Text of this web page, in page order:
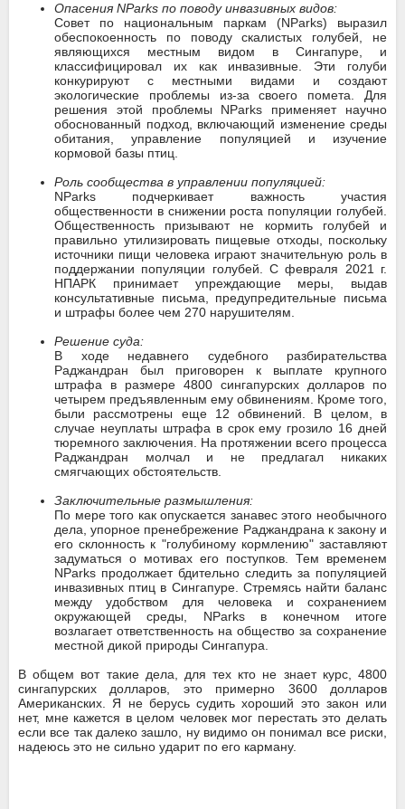
Опасения NParks по поводу инвазивных видов:
Совет по национальным паркам (NParks) выразил
обеспокоенность по поводу скалистых голубей, не
являющихся местным видом в Сингапуре, и
классифицировал их как инвазивные. Эти голуби
конкурируют с местными видами и создают
экологические проблемы из-за своего помета. Для
решения этой проблемы NParks применяет научно
обоснованный подход, включающий изменение среды
обитания, управление популяцией и изучение
кормовой базы птиц.
Роль сообщества в управлении популяцией:
NParks подчеркивает важность участия
общественности в снижении роста популяции голубей.
Общественность призывают не кормить голубей и
правильно утилизировать пищевые отходы, поскольку
источники пищи человека играют значительную роль в
поддержании популяции голубей. С февраля 2021 г.
НПАРК принимает упреждающие меры, выдав
консультативные письма, предупредительные письма
и штрафы более чем 270 нарушителям.
Решение суда:
В ходе недавнего судебного разбирательства
Раджандран был приговорен к выплате крупного
штрафа в размере 4800 сингапурских долларов по
четырем предъявленным ему обвинениям. Кроме того,
были рассмотрены еще 12 обвинений. В целом, в
случае неуплаты штрафа в срок ему грозило 16 дней
тюремного заключения. На протяжении всего процесса
Раджандран молчал и не предлагал никаких
смягчающих обстоятельств.
Заключительные размышления:
По мере того как опускается занавес этого необычного
дела, упорное пренебрежение Раджандрана к закону и
его склонность к "голубиному кормлению" заставляют
задуматься о мотивах его поступков. Тем временем
NParks продолжает бдительно следить за популяцией
инвазивных птиц в Сингапуре. Стремясь найти баланс
между удобством для человека и сохранением
окружающей среды, NParks в конечном итоге
возлагает ответственность на общество за сохранение
местной дикой природы Сингапура.
В общем вот такие дела, для тех кто не знает курс, 4800
сингапурских долларов, это примерно 3600 долларов
Американских. Я не берусь судить хороший это закон или
нет, мне кажется в целом человек мог перестать это делать
если все так далеко зашло, ну видимо он понимал все риски,
надеюсь это не сильно ударит по его карману.